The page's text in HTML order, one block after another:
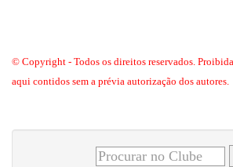
© Copyright - Todos os direitos reservados.
aqui contidos sem a prévia autorização dos autores.